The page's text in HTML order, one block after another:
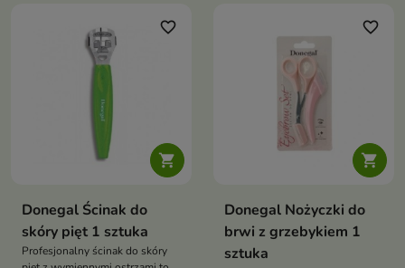

favorite_border
Donegal Ścinak do
skóry pięt 1 sztuka
Profesjonalny ścinak do skóry

favorite_border
Donegal Nożyczki do
brwi z grzebykiem 1
sztuka